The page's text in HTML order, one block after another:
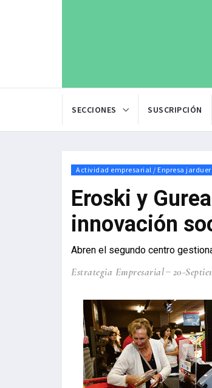
SECCIONES SUSCRIPCIÓN
Actividad empresarial / Enpresa
Eroski y
innovación
Abren el segundo centro
Estrategia Empresarial 20-